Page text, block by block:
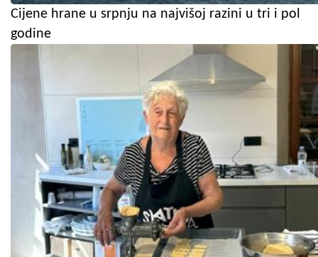
Cijene hrane u srpnju na najvišoj razini u tri i pol
godine